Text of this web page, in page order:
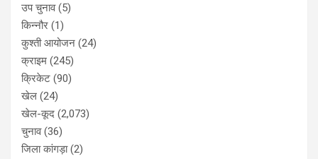
उप चुनाव(5)
किन्नौर (1)
कुश्ती आयोजन (24)
क्राइम (245)
क्रिकेट (90)
खेल (24)
खेल-कूद (2,073)
चुनाव(36)
जिला कांगड़ा(2)